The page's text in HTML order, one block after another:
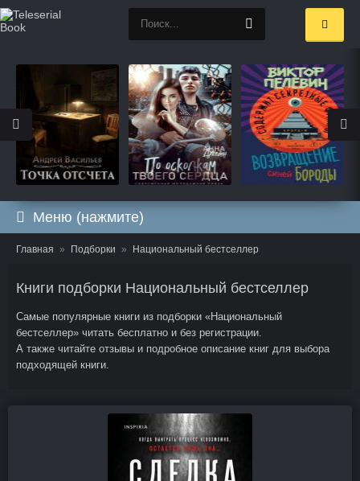
Меню (нажмите)
Главная Подборки Национальный бестселлер
Книги подборки Национальный бестселлер
Самые популярные книги из подборки «Национальный
бестселлер» читать бесплатно и без регистрации.
А также читайте отзывы и подробное описание книг для выбора
подходящей книги.